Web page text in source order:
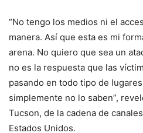
“No tengo los medios ni el
manera. Así que esta es mi
arena. No quiero que sea un
no es la respuesta que las
pasando en todo tipo de
simplemente no lo saben”,
Tucson, de la cadena de
Estados Unidos.